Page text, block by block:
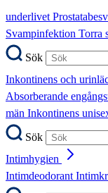
underlivet
Svampinfektion Torra
Sök
Inkontinens och
Absorberande
män Inkontinens
Sök
Intimhygien
Intimdeodorant